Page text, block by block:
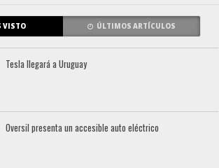
VISTO ÚLTIMOS ARTÍCULOS
Tesla llegará a Uruguay
Oversil presenta un accesible auto eléctrico